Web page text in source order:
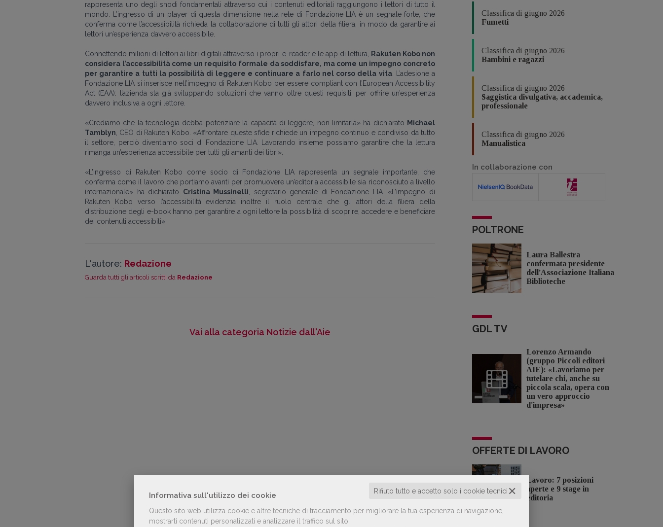
Informativa sull'utilizzo dei cookie ✕
Rifiuto tutto e accetto solo i cookie tecnici
Questo sito web utilizza cookie e altre tecniche di tracciamento per migliorare la tua esperienza di navigazione,
mostrarti contenuti personalizzati e analizzare il traffico sul sito.
rappresenta uno degli snodi fondamentali attraverso cui i contenuti editoriali raggiungono i lettori di tutto il
mondo. L’ingresso di un player di questa dimensione nella rete di Fondazione LIA è un segnale forte, che
conferma come l’accessibilità richieda la collaborazione di tutti gli attori della filiera, in modo da garantire ai
lettori un’esperienza davvero accessibile.
Connettendo milioni di lettori ai libri digitali attraverso i propri e-reader e le app di lettura,
Rakuten Kobo non
considera l’accessibilità come un requisito formale da soddisfare, ma come un impegno concreto
per garantire a tutti la possibilità di leggere e continuare a farlo nel corso della vita. L’adesione a
Fondazione LIA si inserisce nell’impegno di Rakuten Kobo per essere compliant con l’European Accessibility
Act (EAA): l’azienda sta già sviluppando soluzioni che vanno oltre questi requisiti, per offrire un’esperienza
davvero inclusiva a ogni lettore.
«Crediamo che la tecnologia debba potenziare la capacità di leggere, non limitarla» ha dichiarato Michael
Tamblyn , CEO di Rakuten Kobo. «Affrontare queste sfide richiede un impegno continuo e condiviso da tutto
il settore, perciò diventiamo soci di Fondazione LIA. Lavorando insieme possiamo garantire che la lettura
rimanga un’esperienza accessibile per tutti gli amanti dei libri».
«L’ingresso di Rakuten Kobo come socio di Fondazione LIA rappresenta un segnale importante, che
conferma come il lavoro che portiamo avanti per promuovere un’editoria accessibile sia riconosciuto a livello
internazionale» ha dichiarato Cristina Mussinelli , segretario generale di Fondazione LIA. «L’impegno di
Rakuten Kobo verso l’accessibilità evidenzia inoltre il ruolo centrale che gli attori della filiera della
distribuzione degli e-book hanno per garantire a ogni lettore la possibilità di scoprire, accedere e beneficiare
dei contenuti accessibili».
L'autore: Redazione
Guarda tutti gli articoli scritti da Redazione
Vai alla categoria Notizie dall'Aie
Classifica di giugno 2026
Fumetti
Classifica di giugno 2026
Bambini e ragazzi
Classifica di giugno 2026
Saggistica divulgativa, accademica,
professionale
Classifica di giugno 2026
Manualistica
In collaborazione con
POLTRONE
Laura Ballestra
confermata presidente
dell’Associazione Italiana
Biblioteche
GDL TV
Lorenzo Armando
(gruppo Piccoli editori
AIE): «Lavoriamo per
tutelare chi, anche su
piccola scala, opera con
un vero approccio
d'impresa»
OFFERTE DI LAVORO
Lavoro: 7 posizioni
aperte e 9 stage in
editoria